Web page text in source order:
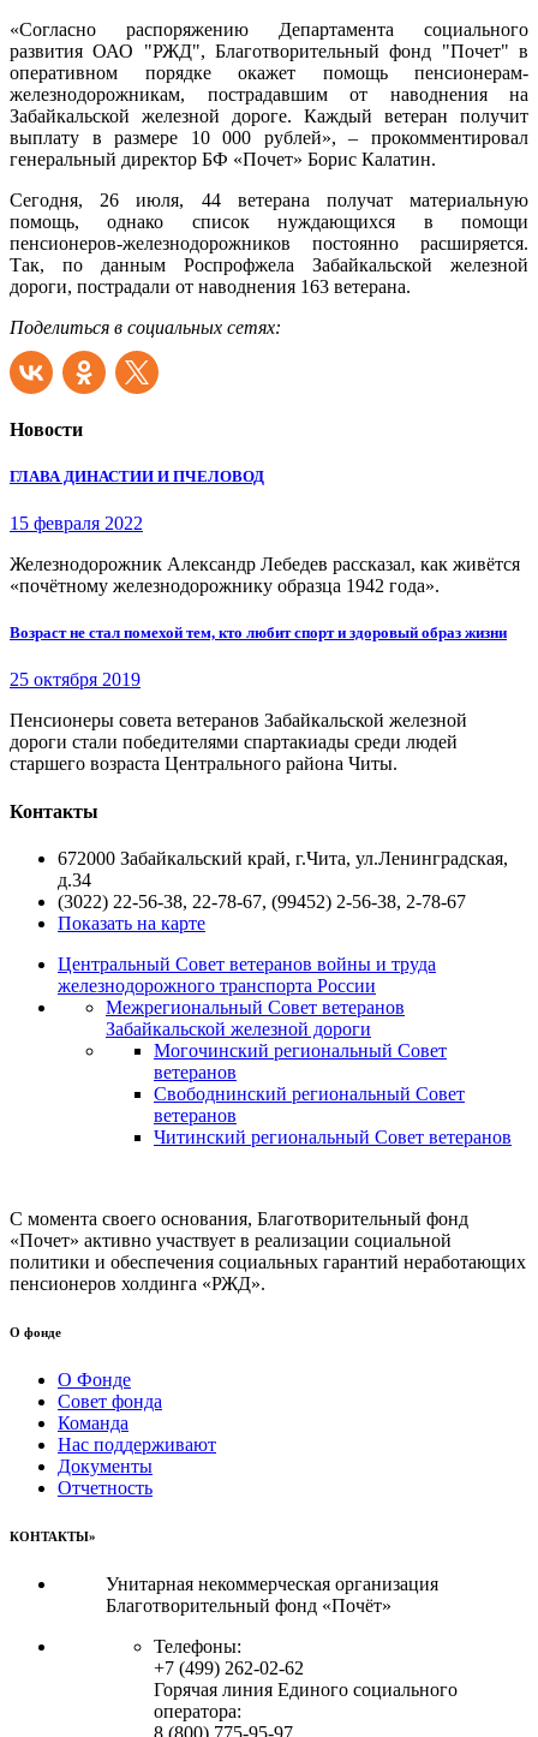
«Согласно распоряжению Департамента социального
развития ОАО "РЖД", Благотворительный фонд "Почет" в
оперативном порядке окажет помощь пенсионерам-
железнодорожникам, пострадавшим от наводнения на
Забайкальской железной дороге. Каждый ветеран получит
выплату в размере 10 000 рублей», – прокомментировал
генеральный директор БФ «Почет» Борис Калатин.
Сегодня, 26 июля, 44 ветерана получат материальную
помощь, однако список нуждающихся в помощи
пенсионеров-железнодорожников постоянно расширяется.
Так, по данным Роспрофжела Забайкальской железной
дороги, пострадали от наводнения 163 ветерана.
Поделиться в социальных сетях:
Новости
ГЛАВА ДИНАСТИИ И ПЧЕЛОВОД
15 февраля 2022
Железнодорожник Александр Лебедев рассказал, как живётся
«почётному железнодорожнику образца 1942 года».
Возраст не стал помехой тем, кто любит спорт и здоровый образ жизни
25 октября 2019
Пенсионеры совета ветеранов Забайкальской железной
дороги стали победителями спартакиады среди людей
старшего возраста Центрального района Читы.
Контакты
672000 Забайкальский край, г.Чита, ул.Ленинградская,
д.34
(3022) 22-56-38, 22-78-67, (99452) 2-56-38, 2-78-67
Показать на карте
Центральный Совет ветеранов войны и труда
железнодорожного транспорта России
Межрегиональный Совет ветеранов
Забайкальской железной дороги
Могочинский региональный Совет
ветеранов
Свободнинский региональный Совет
ветеранов
Читинский региональный Совет ветеранов
С момента своего основания, Благотворительный фонд
«Почет» активно участвует в реализации социальной
политики и обеспечения социальных гарантий неработающих
пенсионеров холдинга «РЖД».
О фонде
О Фонде
Совет фонда
Команда
Нас поддерживают
Документы
Отчетность
КОНТАКТЫ»
Унитарная некоммерческая организация
Благотворительный фонд «Почёт»
Телефоны:
+7 (499) 262-02-62
Горячая линия Единого социального
оператора:
8 (800) 775-95-97